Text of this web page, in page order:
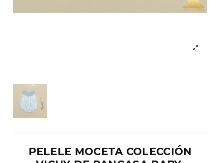
PELELE MOCETA COLECCIÓN